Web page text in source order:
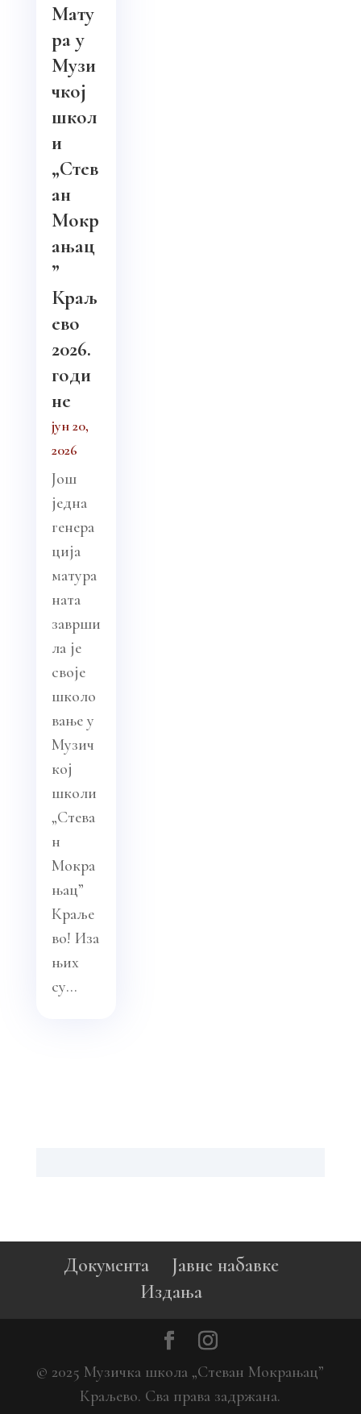
Мату
ра у
Музи
чкој
школ
и
„Стев
ан
Мокр
ањац
”
Краљ
ево
2026.
годи
не
јун 20,
2026
Још
једна
генера
ција
матура
ната
заврши
ла је
своје
школо
вање у
Музич
кој
школи
„Стева
н
Мокра
њац”
Краље
во! Иза
њих
су...
Документа
Јавне набавке
Издања
© 2025 Музичка школа „Стеван Мокрањац”
Краљево. Сва права задржана.